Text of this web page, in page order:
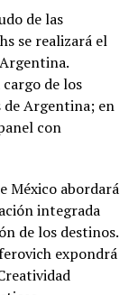
de las
se realizará el
de los
de Argentina; en
con
México abordará
integrada
de los destinos.
expondrá